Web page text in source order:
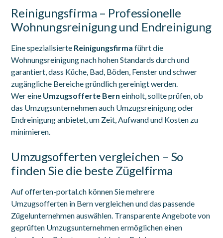
Reinigungsfirma – Professionelle
Wohnungsreinigung und Endreinigung
Eine spezialisierte Reinigungsfirma führt die
Wohnungsreinigung nach hohen Standards durch und
garantiert, dass Küche, Bad, Böden, Fenster und schwer
zugängliche Bereiche gründlich gereinigt werden.
Wer eine Umzugsofferte Bern einholt, sollte prüfen, ob
das Umzugsunternehmen auch Umzugsreinigung oder
Endreinigung anbietet, um Zeit, Aufwand und Kosten zu
minimieren.
Umzugsofferten vergleichen – So
finden Sie die beste Zügelfirma
Auf offerten-portal.ch können Sie mehrere
Umzugsofferten in Bern vergleichen und das passende
Zügelunternehmen auswählen. Transparente Angebote von
geprüften Umzugsunternehmen ermöglichen einen